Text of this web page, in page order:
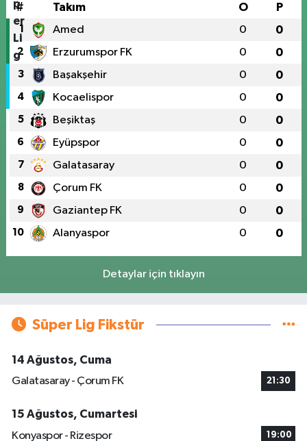
# Takım O P
1 Amed 0 0
2 Erzurumspor FK 0 0
3 Başakşehir 0 0
4 Kocaelispor 0 0
5 Beşiktaş 0 0
6 Eyüpspor 0 0
7 Galatasaray 0 0
8 Çorum FK 0 0
9 Gaziantep FK 0 0
10 Alanyaspor 0 0
Detaylar için tıklayın
Süper Lig Fikstür
14 Ağustos, Cuma
Galatasaray - Çorum FK
21:30
15 Ağustos, Cumartesi
Konyaspor - Rizespor
19:00